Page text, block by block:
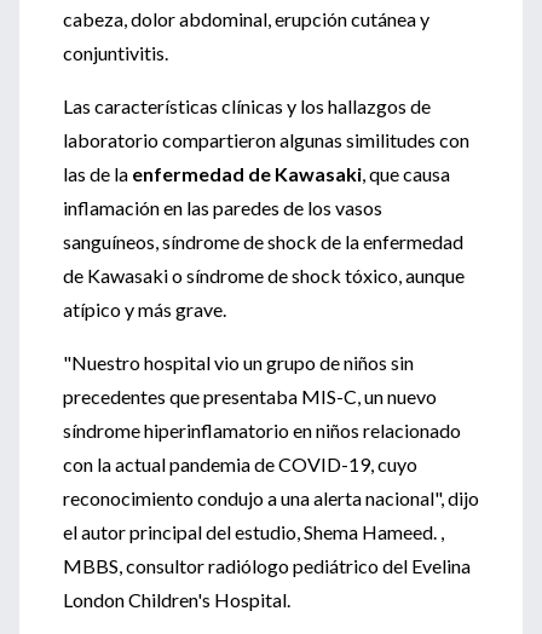
cabeza, dolor abdominal, erupción cutánea y
conjuntivitis.
Las características clínicas y los hallazgos de
laboratorio compartieron algunas similitudes con
las de la enfermedad de Kawasaki, que causa
inflamación en las paredes de los vasos
sanguíneos, síndrome de shock de la enfermedad
de Kawasaki o síndrome de shock tóxico, aunque
atípico y más grave.
"Nuestro hospital vio un grupo de niños sin
precedentes que presentaba MIS-C, un nuevo
síndrome hiperinflamatorio en niños relacionado
con la actual pandemia de COVID-19, cuyo
reconocimiento condujo a una alerta nacional", dijo
el autor principal del estudio, Shema Hameed. ,
MBBS, consultor radiólogo pediátrico del Evelina
London Children's Hospital.